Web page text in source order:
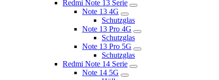
Redmi Note 13 Serie
Note 13 4G
Schutzglas
Note 13 Pro 4G
Schutzglas
Note 13 Pro 5G
Schutzglas
Redmi Note 14 Serie
Note 14 5G